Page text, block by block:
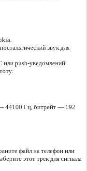
звук для
или push-уведомлений.
44100 Гц, битрейт — 192
файл на телефон или
этот трек для сигнала